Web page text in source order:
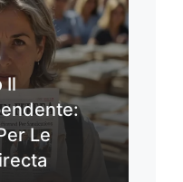
Il
Le